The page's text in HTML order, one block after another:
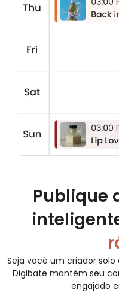
Publique
Seja você um criador
Digibate mantém seu
engajado